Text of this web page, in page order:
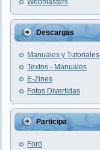
Webmasters
Descargas
Manuales y Tutoriales
Textos - Manuales
E-Zines
Fotos Divertidas
Participa
Foro